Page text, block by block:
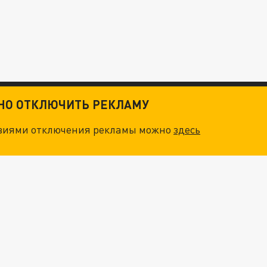
ОТКЛЮЧИТЬ РЕКЛАМУ
отключения рекламы можноздесь